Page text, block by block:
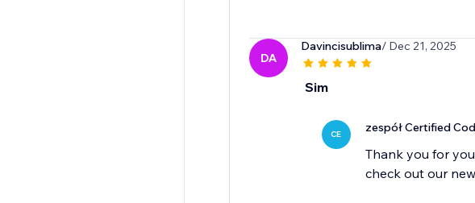
DA
Davincisublima/ Dec 21, 2025
Sim
CE zespół Certified
Thank you for
check out our